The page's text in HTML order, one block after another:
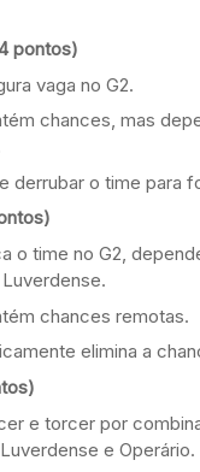
pontos)
vaga no G2.
chances, mas
derrubar o time para
o time no G2,
chances remotas.
elimina a
e torcer por
e Operário.